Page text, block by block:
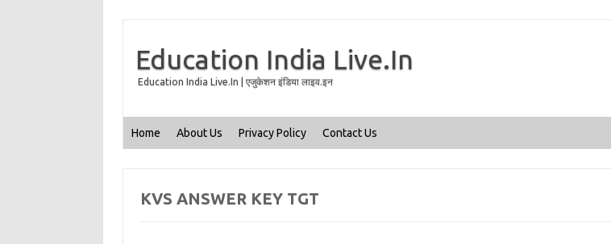
Education India Live.In
Education India Live.In | एजुकेशन इंडिया लाइव.इन
Home About Us Privacy Policy Contact Us
KVS ANSWER KEY TGT